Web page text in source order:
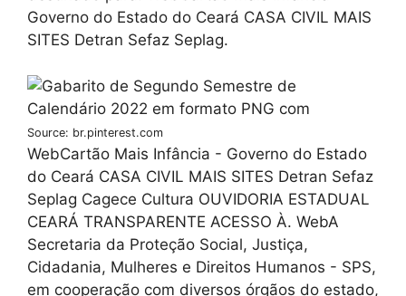
Governo do Estado do Ceará CASA CIVIL MAIS
SITES Detran Sefaz Seplag.
Source: br.pinterest.com
WebCartão Mais Infância - Governo do Estado
do Ceará CASA CIVIL MAIS SITES Detran Sefaz
Seplag Cagece Cultura OUVIDORIA ESTADUAL
CEARÁ TRANSPARENTE ACESSO À. WebA
Secretaria da Proteção Social, Justiça,
Cidadania, Mulheres e Direitos Humanos - SPS,
em cooperação com diversos órgãos do estado,